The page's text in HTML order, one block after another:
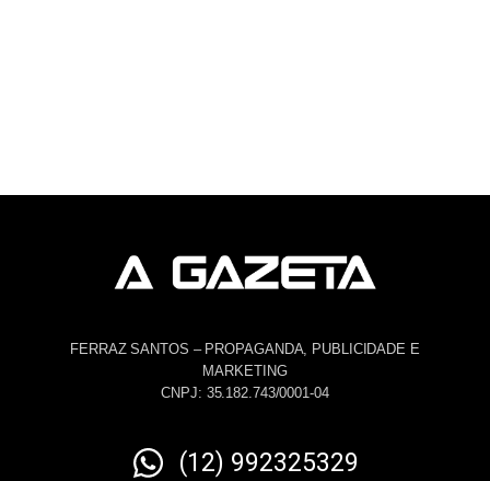
FERRAZ SANTOS – PROPAGANDA, PUBLICIDADE E
MARKETING
CNPJ: 35.182.743/0001-04
(12) 992325329